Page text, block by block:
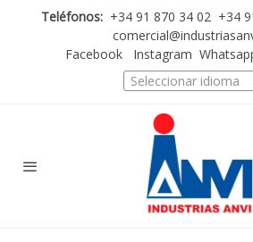
Teléfonos: +34 91 870 34 02 +34
Facebook
Instagram
Seleccionar idioma